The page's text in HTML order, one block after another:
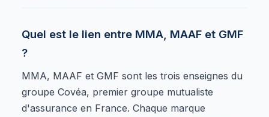
Quel est le lien entre MMA, MAAF et GMF
?
MMA, MAAF et GMF sont les trois enseignes du
groupe Covéa, premier groupe mutualiste
d'assurance en France. Chaque marque